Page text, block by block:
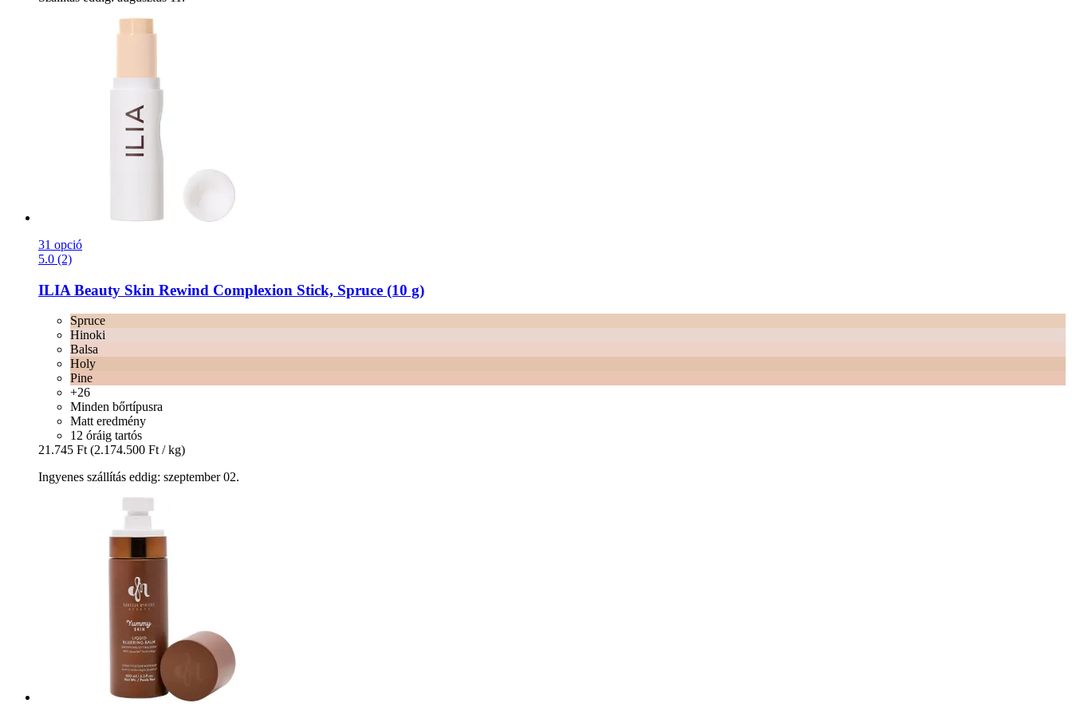
31 opció
5.0 (2)
ILIA Beauty Skin Rewind Complexion Stick, Spruce (10 g)
Spruce
Hinoki
Balsa
Holy
Pine
+26
Minden bőrtípusra
Matt eredmény
12 óráig tartós
21.745 Ft (2.174.500 Ft / kg)
Ingyenes szállítás eddig: szeptember 02.